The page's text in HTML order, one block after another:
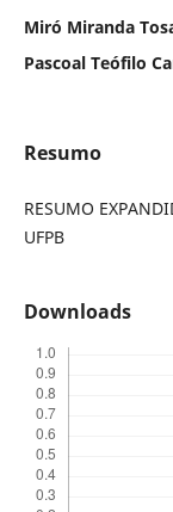
Miró Miranda
Pascoal Teófilo
Resumo
RESUMO
UFPB
Downloads